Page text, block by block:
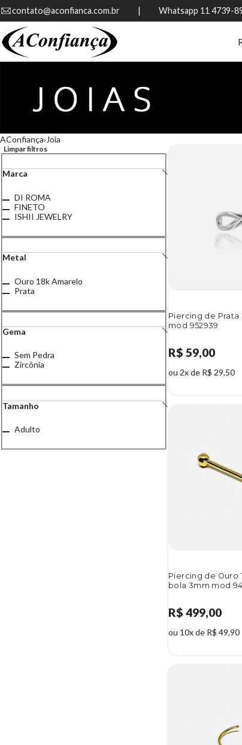
contato@aconfianca.com.br          |          Whatsapp 11 4739-
AConfiança Joia
Limpar filtros
Marca
DI ROMA
FINETO
ISHII JEWELRY
Metal
Ouro 18k Amarelo
Prata
Gema
Sem Pedra
Zircônia
Tamanho
Adulto
Piercing de Prata
mod 952939
R$ 59,00
ou 2x de R$ 29,50
Piercing de Ouro
bola 3mm mod
R$ 499,00
ou 10x de R$ 49,90